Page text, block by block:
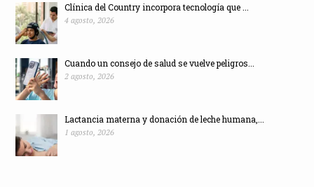
Clínica del Country incorpora tecnología que ...
4 agosto, 2026
Cuando un consejo de salud se vuelve peligros...
2 agosto, 2026
Lactancia materna y donación de leche humana,...
1 agosto, 2026